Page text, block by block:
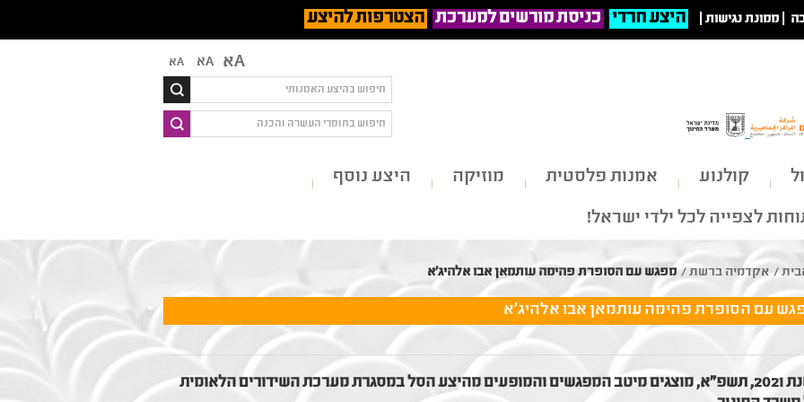
ממונת נגישות היצע חרדי כניסת מורשים למערכת הצטרפות להיצע
Aא Aא Aא
קולנוע אמנות פלסטית מוזיקה
היצע נוסף
לצפייה לכל ילדי ישראל!
/ אקדמיה ברשת/ מפגש עם הסופרת פהימה עותמאן אבו אלהיג׳א
עם הסופרת פהימה עותמאן אבו אלהיג׳א
בשנת 2021, תשפ"א, מוצגים מיטב המפגשים והמופעים מהיצע הסל במסגרת מערכת השידורים הלאומית